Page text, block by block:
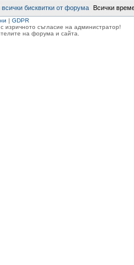
Всички
всички бисквитки от форума
| GDPR
изричното съгласие на администратор!
на форума и сайта.